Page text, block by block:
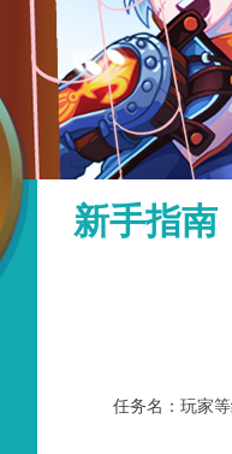
新手指南
任务名：玩家等